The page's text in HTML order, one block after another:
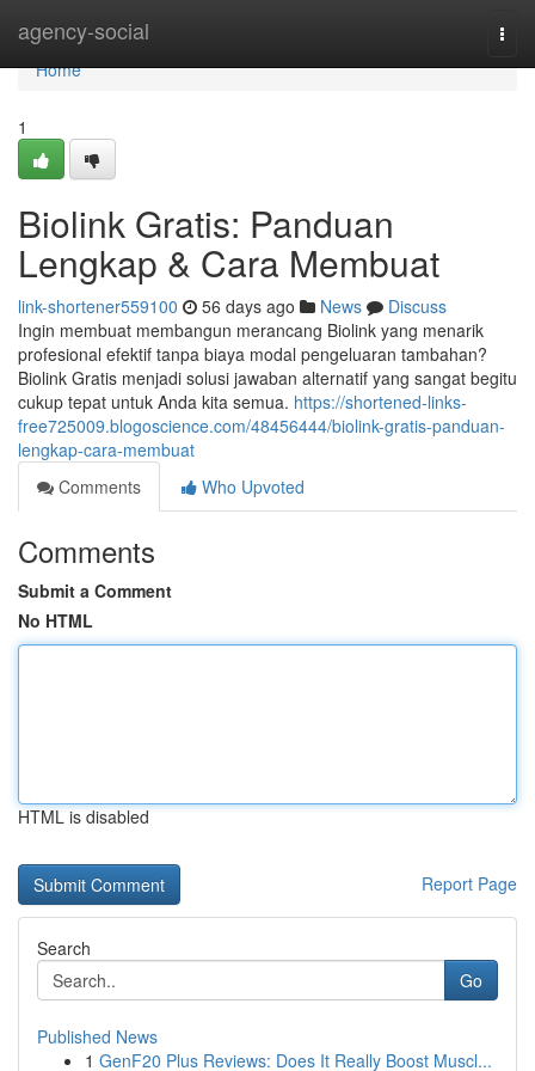
agency-social
Home
Home
1
Biolink Gratis: Panduan
Lengkap & Cara Membuat
link-shortener559100 56 days ago News
Discuss
Ingin membuat membangun merancang Biolink yang menarik
profesional efektif tanpa biaya modal pengeluaran tambahan?
Biolink Gratis menjadi solusi jawaban alternatif yang sangat begitu
cukup tepat untuk Anda kita semua. https://shortened-links-
free725009.blogoscience.com/48456444/biolink-gratis-panduan-
lengkap-cara-membuat
Comments
Who Upvoted
Comments
Submit a Comment
No HTML
HTML is disabled
Report Page
Search
Go
Published News
1 GenF20 Plus Reviews: Does It Really Boost Muscl...